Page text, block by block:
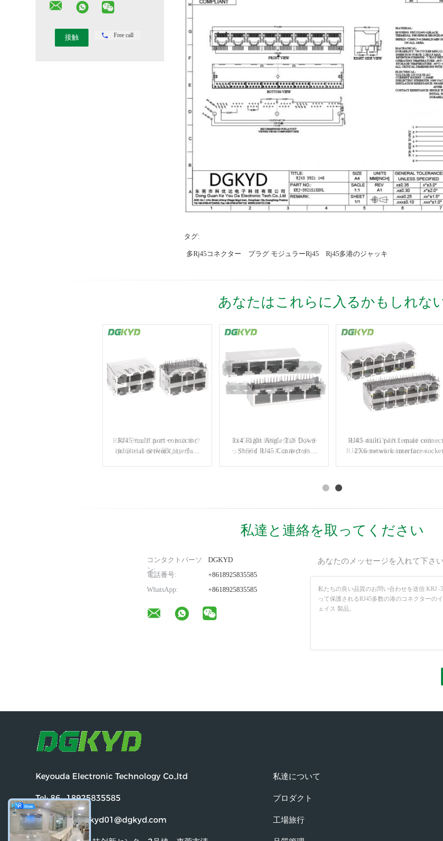
Free call
タグ:
多rj45コネクター プラグ モジュラーrj45 Rj45多港のジャッキ
あなたはこれらに入るかもしれな
RJ45 デュアルポートコネク
タ フィルタ内蔵なし ライ
RJ45 1X8 8P8C 全プラスチ
ックライトレスコネクタ ネ
KRJ-415GYZNL quad cell
RJ45 network connector with
RJ45 multi port connector
industrial network interface
1x4 Right Angle Tab Down
Shield RJ45 Connectors
RJ45 multi port female
2X6 network interface socket
私達と連絡を取ってください
コンタクトパーソ
ン:
DGKYD
電話番号:
+8618925835585
WhatsApp:
+8618925835585
あなたのメッセージを入れて下さ
Keyouda Electronic Technology Co.,ltd
Tel:86--18925835585
電子メール:dgkyd01@dgkyd.com
私達について
プロダクト
工場旅行